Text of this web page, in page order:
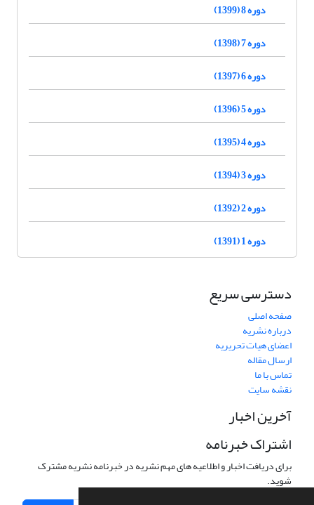
دوره 8 (1399)
دوره 7 (1398)
دوره 6 (1397)
دوره 5 (1396)
دوره 4 (1395)
دوره 3 (1394)
دوره 2 (1392)
دوره 1 (1391)
دسترسی سریع
صفحه اصلی
درباره نشریه
اعضای هیات تحریریه
ارسال مقاله
تماس با ما
نقشه سایت
آخرین اخبار
اشتراک خبرنامه
برای دریافت اخبار و اطلاعیه های مهم نشریه در خبرنامه نشریه مشترک
شوید.